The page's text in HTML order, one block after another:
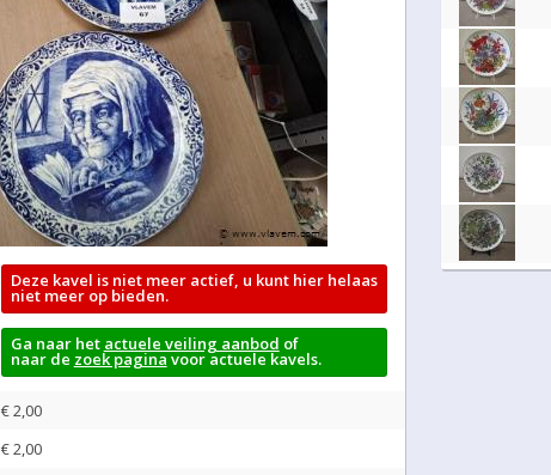
Deze kavel is niet meer actief, u kunt hier helaas
niet meer op bieden.
Ga naar het actuele veiling aanbod of
naar de zoek paginavoor actuele kavels.
€ 2,00
€2,00